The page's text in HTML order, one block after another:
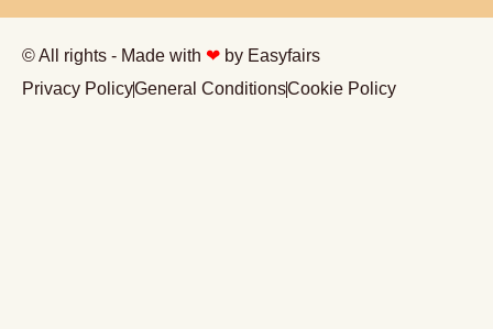
© All rights - Made with ❤ by Easyfairs
Privacy PolicyGeneral ConditionsCookie Policy